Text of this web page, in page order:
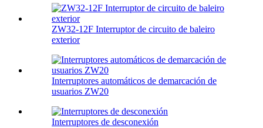
ZW32-12F Interruptor de circuito de baleiro
exterior
Interruptores automáticos de demarcación de
usuarios ZW20
Interruptores de desconexión